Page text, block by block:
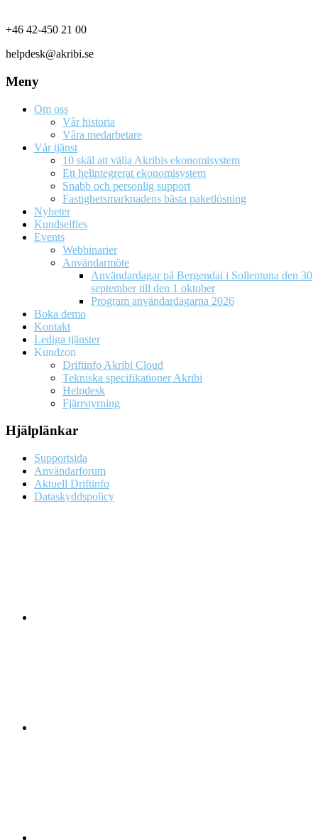
+46 42-450 21 00
helpdesk@akribi.se
Meny
Om oss
Vår historia
Våra medarbetare
Vår tjänst
10 skäl att välja Akribis ekonomisystem
Ett helintegrerat ekonomisystem
Snabb och personlig support
Fastighetsmarknadens bästa paketlösning
Nyheter
Kundselfies
Events
Webbinarier
Användarmöte
Användardagar på Bergendal i Sollentuna den 30
september till den 1 oktober
Program användardagarna 2026
Boka demo
Kontakt
Lediga tjänster
Kundzon
Driftinfo Akribi Cloud
Tekniska specifikationer Akribi
Helpdesk
Fjärrstyrning
Hjälplänkar
Supportsida
Användarforum
Aktuell Driftinfo
Dataskyddspolicy